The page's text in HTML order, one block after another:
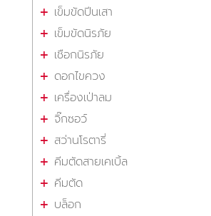
เข็มขัดปีนเสา
เข็มขัดนิรภัย
เชือกนิรภัย
ดอกไขควง
เครื่องเป่าลม
จิ๊กซอว์
สว่านโรตารี่
คีมตัดสายเคเบิ้ล
คีมตัด
บล็อก